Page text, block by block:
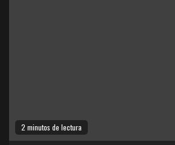
2 minutos de lectura